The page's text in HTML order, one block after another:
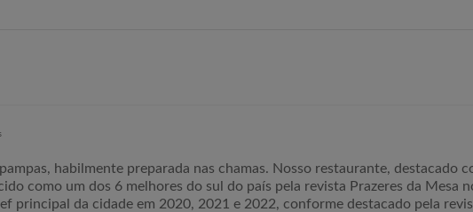
habilmente preparada nas chamas. Nosso restaurante, destacado
como um dos 6 melhores do sul do país pela revista Prazeres da Mesa
principal da cidade em 2020, 2021 e 2022, conforme destacado pela